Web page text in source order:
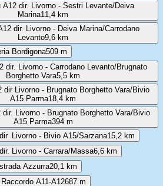
A12 dir. Livorno - Sestri Levante/Deiva
Marina11,4 km
dir. Livorno - Deiva Marina/Carrodano
Levanto9,6 km
Bordigona509 m
dir. Livorno - Carrodano Levanto/Brugnato
Borghetto Vara5,5 km
dir Livorno - Brugnato Borghetto Vara/Bivio
A15 Parma18,4 km
dir. Livorno - Brugnato Borghetto Vara/Bivio
A15 Parma394 m
Livorno - Bivio A15/Sarzana15,2 km
Livorno - Carrara/Massa6,6 km
Azzurra20,1 km
A11-A12687 m